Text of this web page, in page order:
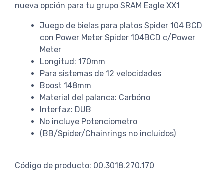
nueva opción para tu grupo SRAM Eagle XX1
Juego de bielas para platos Spider 104 BCD
con Power Meter Spider 104BCD c/Power
Meter
Longitud: 170mm
Para sistemas de 12 velocidades
Boost 148mm
Material del palanca: Carbóno
Interfaz: DUB
No incluye Potenciometro
(BB/Spider/Chainrings no incluidos)
Código de producto: 00.3018.270.170